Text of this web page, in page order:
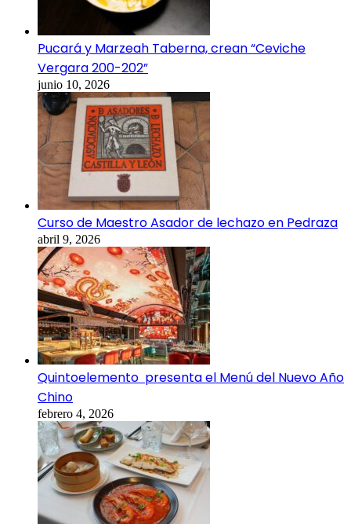
Pucará y Marzeah Taberna, crean “Ceviche
Vergara 200-202”
junio 10, 2026
Curso de Maestro Asador de lechazo en Pedraza
abril 9, 2026
Quintoelemento presenta el Menú del Nuevo Año
Chino
febrero 4, 2026